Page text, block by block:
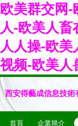
欧美群交网
人-欧美人
人人操-欧
视频-欧美人
西安得藝成信息技術
首頁 企業簡介